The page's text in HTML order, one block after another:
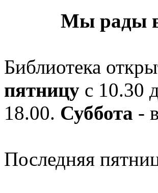
Мы рады
Библиотека
пятницу с 10.30
18.00. Суббота -
Последняя